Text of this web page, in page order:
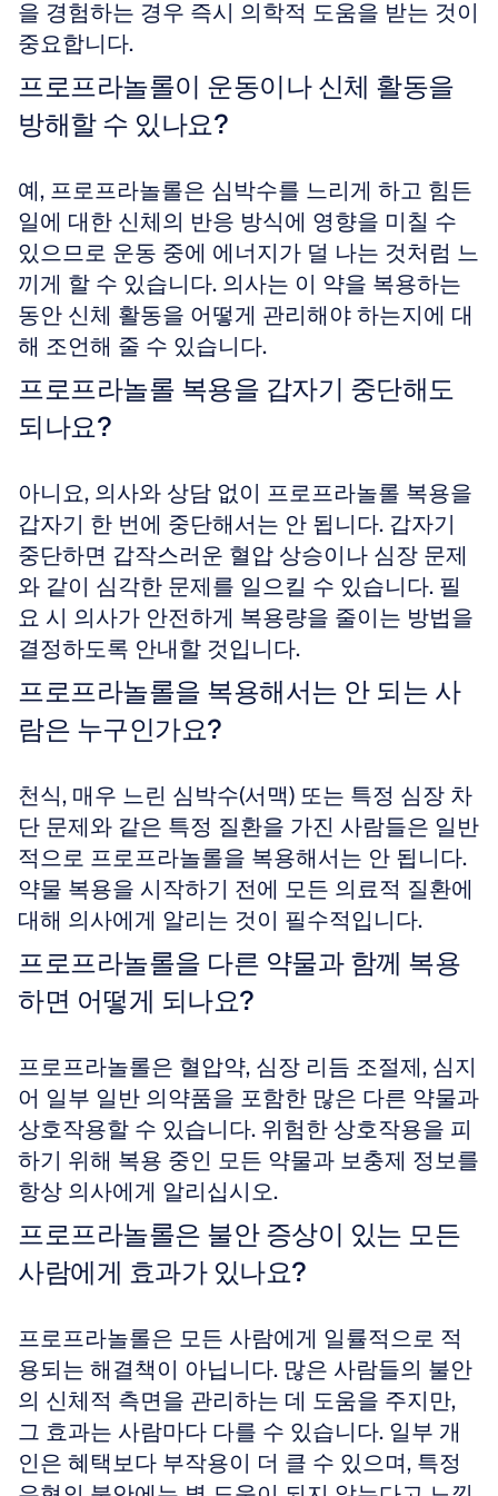
을 경험하는 경우 즉시 의학적 도움을 받는 것이
중요합니다.
프로프라놀롤이 운동이나 신체 활동을
방해할 수 있나요?
예, 프로프라놀롤은 심박수를 느리게 하고 힘든
일에 대한 신체의 반응 방식에 영향을 미칠 수
있으므로 운동 중에 에너지가 덜 나는 것처럼 느
끼게 할 수 있습니다. 의사는 이 약을 복용하는
동안 신체 활동을 어떻게 관리해야 하는지에 대
해 조언해 줄 수 있습니다.
프로프라놀롤 복용을 갑자기 중단해도
되나요?
아니요, 의사와 상담 없이 프로프라놀롤 복용을
갑자기 한 번에 중단해서는 안 됩니다. 갑자기
중단하면 갑작스러운 혈압 상승이나 심장 문제
와 같이 심각한 문제를 일으킬 수 있습니다. 필
요 시 의사가 안전하게 복용량을 줄이는 방법을
결정하도록 안내할 것입니다.
프로프라놀롤을 복용해서는 안 되는 사
람은 누구인가요?
천식, 매우 느린 심박수(서맥) 또는 특정 심장 차
단 문제와 같은 특정 질환을 가진 사람들은 일반
적으로 프로프라놀롤을 복용해서는 안 됩니다.
약물 복용을 시작하기 전에 모든 의료적 질환에
대해 의사에게 알리는 것이 필수적입니다.
프로프라놀롤을 다른 약물과 함께 복용
하면 어떻게 되나요?
프로프라놀롤은 혈압약, 심장 리듬 조절제, 심지
어 일부 일반 의약품을 포함한 많은 다른 약물과
상호작용할 수 있습니다. 위험한 상호작용을 피
하기 위해 복용 중인 모든 약물과 보충제 정보를
항상 의사에게 알리십시오.
프로프라놀롤은 불안 증상이 있는 모든
사람에게 효과가 있나요?
프로프라놀롤은 모든 사람에게 일률적으로 적
용되는 해결책이 아닙니다. 많은 사람들의 불안
의 신체적 측면을 관리하는 데 도움을 주지만,
그 효과는 사람마다 다를 수 있습니다. 일부 개
인은 혜택보다 부작용이 더 클 수 있으며, 특정